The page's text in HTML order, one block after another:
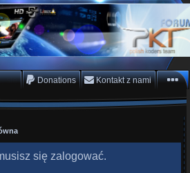
oscam
się Donations Kontakt z nami
się zalogować.